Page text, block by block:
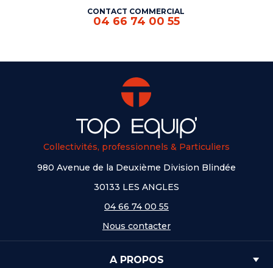
CONTACT COMMERCIAL
04 66 74 00 55
Collectivités, professionnels & Particuliers
980 Avenue de la Deuxième Division Blindée
30133 LES ANGLES
04 66 74 00 55
Nous contacter
A PROPOS